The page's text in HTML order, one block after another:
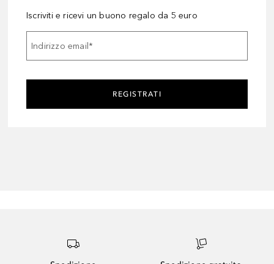
Iscriviti e ricevi un buono regalo da 5 euro
Indirizzo email *
REGISTRATI